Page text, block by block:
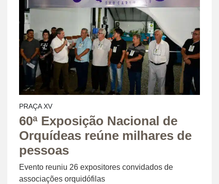
PRAÇA XV
60ª Exposição Nacional de
Orquídeas reúne milhares de
pessoas
Evento reuniu 26 expositores convidados de
associações orquidófilas